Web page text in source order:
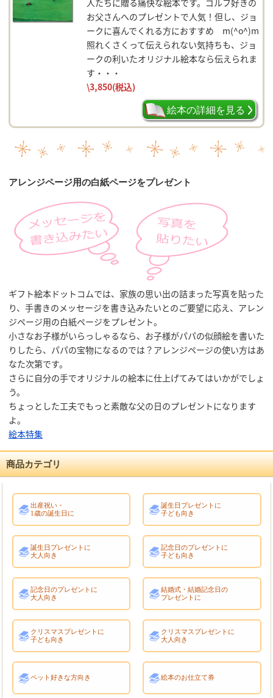
お父さんへのプレゼントで人気！但し、ジョ
ークに喜んでくれる方におすすめ m(^o^)m
照れくさくって伝えられない気持ちも、ジョ
ークの利いたオリジナル絵本なら伝えられま
す・・・
\3,850(税込)
絵本の詳細を見る
アレンジページ用の白紙ページをプレゼント
ギフト絵本ドットコムでは、家族の思い出の詰まった写真を貼った
り、手書きのメッセージを書き込みたいとのご要望に応え、アレン
ジページ用の白紙ページをプレゼント。
小さなお子様がいらっしゃるなら、お子様がパパの似顔絵を書いた
りしたら、パパの宝物になるのでは？アレンジページの使い方はあ
なた次第です。
さらに自分の手でオリジナルの絵本に仕上げてみてはいかがでしょ
う。
ちょっとした工夫でもっと素敵な父の日のプレゼントになります
よ。
絵本特集
商品カテゴリ
出産祝い・
1歳の誕生日に
誕生日プレゼントに
子ども向き
誕生日プレゼントに
大人向き
記念日のプレゼントに
子ども向き
記念日のプレゼントに
大人向き
結婚式・結婚記念日の
プレゼントに
クリスマスプレゼントに
子ども向き
クリスマスプレゼントに
大人向き
ペット好きな方向き 絵本のお仕立て券